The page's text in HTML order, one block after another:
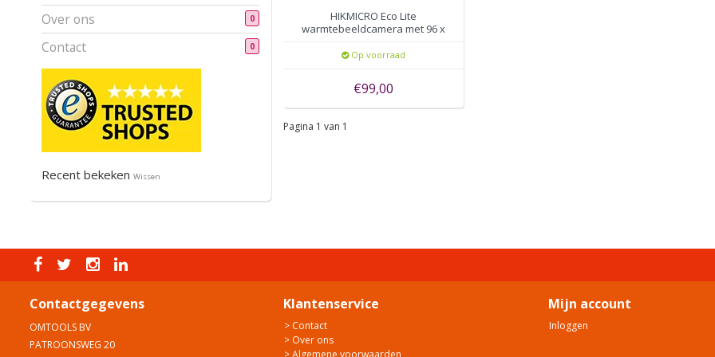
Over ons 0
Contact 0
Recent bekeken Wissen
HIKMICRO Eco Lite
warmtebeeldcamera met 96 x
Op voorraad
€99,00
Pagina 1 van 1
Contactgegevens
OMTOOLS BV
PATROONSWEG 20
Klantenservice
> Contact
> Over ons
> Algemene voorwaarden
Mijn account
Inloggen